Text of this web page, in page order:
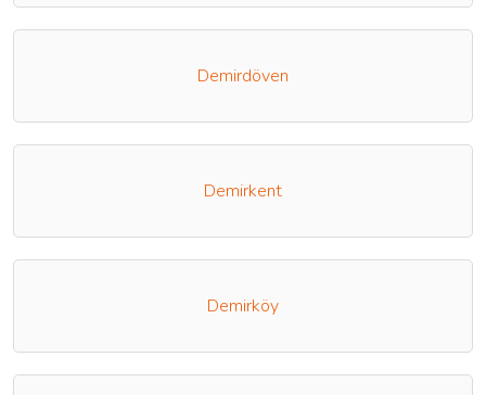
Demirdöven
Demirkent
Demirköy